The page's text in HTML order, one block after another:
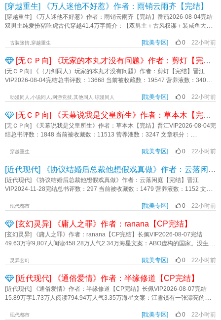
升级流 HE主角视角云溪陆沉一句话简介：打脸龙傲天男主角，拯救小 姐姐。立
意：反抗命运，坚持自我。《我、大反派和龙傲天男主的极限拉扯》作者：遗忘li
高智商的罪犯。 在恐怖片里他要扮演……呃，一只鬼。 有点难度。
为了更好入戏，陈右时天天抱着道具睡觉。 结果误闯诡异界，他不小心出了
意外。 一阵头脑重启后，他绝望发现自己分不清自己的身份了。 他是
《诡异降临：菜鸡自以为大佬》作者：早起不是枸杞
[穿越重生] 《万人迷他不好惹》作者：雨销云雨齐【完结】
[穿越重生] 《万人迷他不好惹》作者：雨销云雨齐【完结】番茄2026-08-04完结
双男主纯爱扮猪吃虎古代穿越41.4万字简介：【双男主＋古风权谋＋装咸鱼大佬
爆棚太子】 京城最大的未解之谜：襄侯府那个天天打瞌睡的少爷，凭什么是
绔。 暗地里，他东宫论著惊太傅，宣政殿献策震百官！ 当旁支亲戚上门
打秋风，企图欺负侯府子嗣单薄。 他敛去慵懒，一招杀鸡儆猴，直接把人送
进大牢。 当宫里娘娘各种作妖，谋杀太子。 他运筹帷幄，最后一网打
想要远离皇权倾轧。 可那位高高在上的太子殿下，却偏偏不放过他。 “日
看着眼前步步紧逼的腹黑太子，咽了口唾沫。 完蛋，这大腿抱得太牢了，连
自己都搭进去了！ 这场名为“躺平”的满级大佬重修局，究竟是谁套路了
谁？ TIP：男主前世科研博士，学识降维打击，智商全程在线。 避雷：年
洁，he，双强《万人迷他不好惹》作者：雨销云雨齐
古装迷情,穿越重生 [耽美专区] 0 22小时前
[无ＣＰ向] 《玩家的本丸才没有问题》作者：剪灯【完结】
[无ＣＰ向] 《（刀剑同人）玩家的本丸才没有问题》作者：剪灯【完结】晋江
VIP2026-08-04完结总书评数：13668 当前被收藏数：19547 营养液数：34048
乱舞》游戏。比起原始版本，这个版本的游戏里玩家不仅可以扮演审神者，还可
定都一知半解的情况下，千野先迷上了在游戏里扮演刀剑男士上战场塔塔开的感
觉，而面对剧情只是一味手动skip。他不知道的是，他的账号实则连通着一个真
实存在的刀剑乱舞世界。于是，一心想要战斗爽不顾忌血条状态，对角色设定一
顶着重伤单骑出阵时，他被一群人拦下不让前进并追问本丸编号；当千野使用商
错人叫错名时，他被脑补出了一场并不存在的狗血事故；……真实世界的刀和
审：到底发生什么事了？是不是有坏人？忧心忡忡.jpg刀和审都很关心你.jpg千
野：？叽里咕噜说什么呢没听懂。玩家的本丸才没有问题！不要用这么多的剧情
野：还不错哦，就是剧情实在太多了，而且总是自动触发，躲都躲不了。朋友：
关啦。朋友：副本冒险？？千野：就是初始角色好弱呀，为什么这个叫“审神者”的
角色升不了级呢？难得出去一趟就被几个喊着“主公大人”并且身上冒黑气的家伙抓
走了，现在还没逃出去……朋友：喂喂喂你的游戏显然有哪里不对吧！！内容标
问题的是脑洞大开的你们吧！立意：心存善意，友善待人《玩家的本丸才没有问
题》作者：剪灯
动漫同人,小说同人,网游竞技,其他同人,综漫同人 [耽美专区] 0 22小时前
[无ＣＰ向] 《天幕说我是父皇所生》作者：草本木【完结】
[无ＣＰ向] 《天幕说我是父皇所生》作者：草本木【完结】晋江VIP2026-08-04完
结总书评数：1848 当前被收藏数：11513 营养液数：3247 文章积分：
子。他不明白那位盛朝的皇帝为何如此讨厌自己，好像自己若不是这十六年来安
认知后，他始终保持着探知欲。瞧着盛武帝对其余皇子的夸奖与对自己的贬低，
秦柳清楚自己若是土著的话，肯定是会非常的在意。但是万幸，他不是，他不在
意盛武帝的关心与父爱，对于贬低，处理更是简单，左耳进右耳出罢了。就在快
完成作业，主播就来给大家讲讲咱们千古一帝盛文帝的一生！】【不知前几年流
【既然大部分人都不记得了，那主播就先讲讲这个野史，划重点，这个挺重要
的，过几天就不会是野史了。】【主播怎么知晓？当然是主播有自己的渠道。】
【好啦，别再说些有的没的，咱们拉回正题，说野史，其实当初主播刚听到的时
不信的。】……内容标签：爽文 直播 朝堂 逆袭 剧透 群像搜索关键字：主角：秦
皇所生》作者：草本木
穿越重生 [耽美专区] 0 22小时前
[近代现代] 《协议结婚后总裁他想假戏真做》作者：云落闲庭【完结】
[近代现代] 《协议结婚后总裁他想假戏真做》作者：云落闲庭【完结】晋江
VIP2024-11-28完结总书评数：297 当前被收藏数：1479 营养液数：1152 文章
就是穷，孤儿院出生的他每天不是在打工就是在打工的路上。 有一天他接到
想就把电话挂了，还和室友吐槽现在骗子太不敬业诈骗理由都编得这么不靠
谱。 没想到下午对方直接找上门，一开口就问他，“有没有兴趣结个婚。”
沈栖闻长得好，工作好，作为沈氏集团的当权者三十岁还未婚每天不是被催婚就
假结婚。 没想到刚一开口就被人当成了骗子。 然后，两人结婚了......
己。除了需要配合沈栖闻出席一些场合之外，在家里就像老鼠躲着猫一样，尽量
不和沈栖闻碰面。 然而，经过一段时间的相处，夏初发现沈栖闻的看他的眼
神渐渐不对劲。 先是看上他做的菜，接着看上他的床，最后直勾勾地盯着他
算两人和平相处，各取所需，一年后以感情不和为由解除婚姻。 然而，在相
现代都市 [耽美专区] 0 22小时前
[玄幻灵异] 《庸人之罪》作者：ranana【CP完结】
[玄幻灵异] 《庸人之罪》作者：ranana【CP完结】长佩VIP2026-08-07完结
49.63万字9,807人阅读458.28万人气2.34万海星文案：ABO虚构的国家。没生孩
原本高高在上，王室贵族的天之骄子的故事。李斯恒X凌存真（A变O）如何得到
一次审讯”的章节开始看。周一到周五日更，周末不更新。《庸人之罪》作者：
ranana
灵异玄幻 [耽美专区] 0 22小时前
[近代现代] 《通俗爱情》作者：半缘修道【CP完结】
[近代现代] 《通俗爱情》作者：半缘修道【CP完结】长佩VIP2026-08-07完结
15.89万字1.73万人阅读794.94万人气3.35万海星文案：江雪镜有一张漂亮的不
江雪镜的时候就觉得他肯定有男朋友，还不止一个。聂和聿&江雪镜控制欲强的坏
现代都市 [耽美专区] 0 22小时前